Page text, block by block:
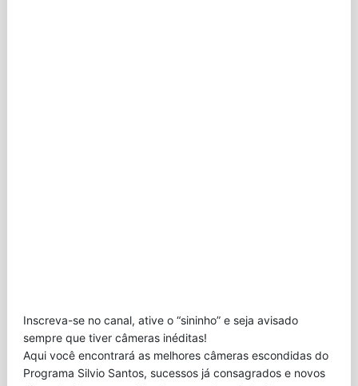
Inscreva-se no canal, ative o “sininho” e seja avisado
sempre que tiver câmeras inéditas!
Aqui você encontrará as melhores câmeras escondidas do
Programa Silvio Santos, sucessos já consagrados e novos